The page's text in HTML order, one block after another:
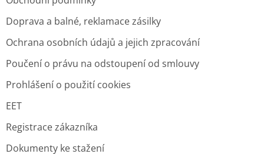
Doprava a balné, reklamace zásilky
Ochrana osobních údajů a jejich zpracování
Poučení o právu na odstoupení od smlouvy
Prohlášení o použití cookies
EET
Registrace zákazníka
Dokumenty ke stažení